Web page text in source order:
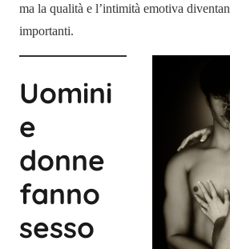
ma la qualità e l’intimità emotiva
importanti.
Uomini
e
donne
fanno
sesso